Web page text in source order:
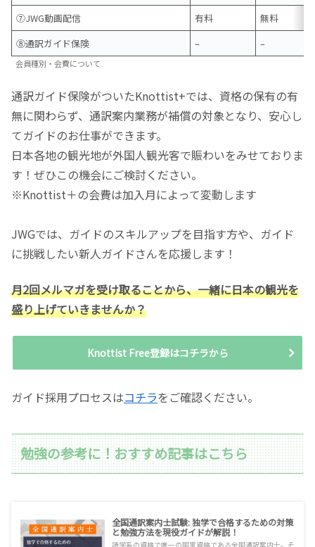
⑦JWG動画配信 有料
無料
⑧通訳ガイド保険
– –
会員種別・会費について
通訳ガイド保険がついたKnottist+では、資格の保有の有
無に関わらず、通訳案内業務が補償の対象となり、安心し
てガイドのお仕事ができます。
日本各地の観光地が外国人観光客で賑わいをみせておりま
す！ぜひこの機会にご検討ください。
※Knottist＋の会費は加入月によって変動します
JWGでは、ガイドのスキルアップを目指す方や、ガイド
に挑戦したい新人ガイドさんを応援します！
月2回メルマガを受け取ることから、一緒に日本の観光を
盛り上げていきませんか？
Knottist Free登録はコチラから
ガイド採用プロセスはコチラをご確認ください。
勉強の参考に！おすすめ記事はこちら
全国通訳案内士試験: 独学で合格するための対策
と勉強方法を現役ガイドが解説！
語学系の資格で唯一の国家資格である全国通訳案内士。そ